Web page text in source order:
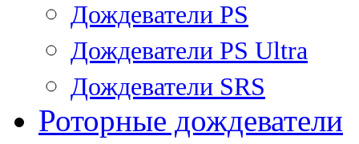
Дождеватели PS
Дождеватели PS Ultra
Дождеватели SRS
Роторные дождеватели